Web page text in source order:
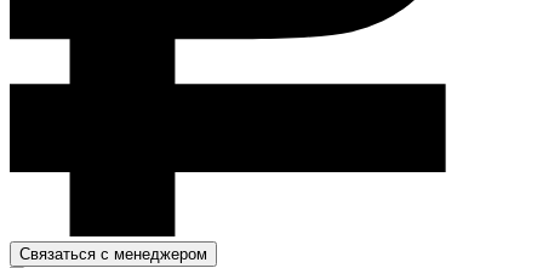
Связаться с менеджером